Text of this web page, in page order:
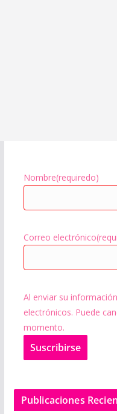
Nombre(requiredo)
Correo electrónico
Al enviar su
electrónicos. Puede
momento.
Suscribirse
Publicaciones